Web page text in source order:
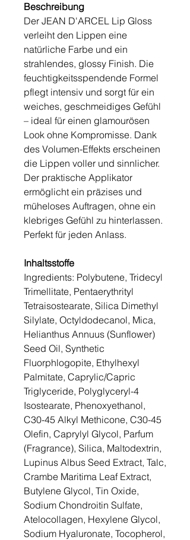
Beschreibung
Der JEAN D'ARCEL Lip Gloss
verleiht den Lippen eine
natürliche Farbe und ein
strahlendes, glossy Finish. Die
feuchtigkeitsspendende Formel
pflegt intensiv und sorgt für ein
weiches, geschmeidiges Gefühl
– ideal für einen glamourösen
Look ohne Kompromisse. Dank
des Volumen-Effekts erscheinen
die Lippen voller und sinnlicher.
Der praktische Applikator
ermöglicht ein präzises und
müheloses Auftragen, ohne ein
klebriges Gefühl zu hinterlassen.
Perfekt für jeden Anlass.
Inhaltsstoffe
Ingredients: Polybutene, Tridecyl
Trimellitate, Pentaerythrityl
Tetraisostearate, Silica Dimethyl
Silylate, Octyldodecanol, Mica,
Helianthus Annuus (Sunflower)
Seed Oil, Synthetic
Fluorphlogopite, Ethylhexyl
Palmitate, Caprylic/Capric
Triglyceride, Polyglyceryl-4
Isostearate, Phenoxyethanol,
C30-45 Alkyl Methicone, C30-45
Olefin, Caprylyl Glycol, Parfum
(Fragrance), Silica, Maltodextrin,
Lupinus Albus Seed Extract, Talc,
Crambe Maritima Leaf Extract,
Butylene Glycol, Tin Oxide,
Sodium Chondroitin Sulfate,
Atelocollagen, Hexylene Glycol,
Sodium Hyaluronate, Tocopherol,